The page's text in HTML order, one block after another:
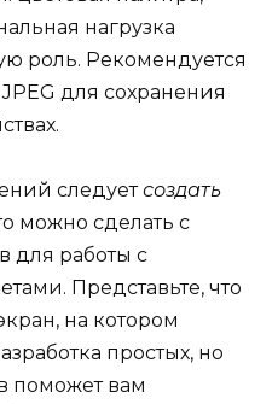
нагрузка
роль. Рекомендуется
для сохранения
следуетсоздать
можно сделать с
для работы с
Представьте, что
на котором
простых, но
поможет вам